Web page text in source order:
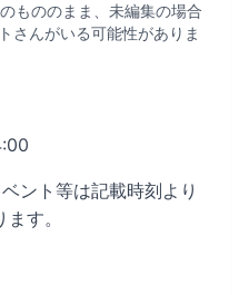
もののまま、未編集の場合
さんがいる可能性がありま
ント等は記載時刻より
す。